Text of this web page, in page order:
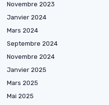
Novembre 2023
Janvier 2024
Mars 2024
Septembre 2024
Novembre 2024
Janvier 2025
Mars 2025
Mai 2025